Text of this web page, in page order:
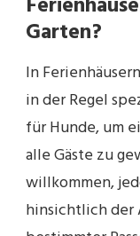
Garten?
In
in der Regel
für Hunde, um
alle Gäste zu
willkommen,
hinsichtlich der